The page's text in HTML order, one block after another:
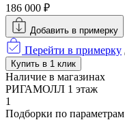
186 000 ₽
Добавить в примерку
Перейти в примерку
Купить в 1 клик
Наличие в магазинах
РИГАМОЛЛ 1 этаж
1
Подборки по параметрам